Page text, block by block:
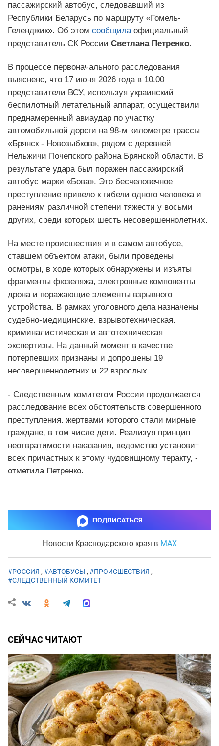
пассажирский автобус, следовавший из
Республики Беларусь по маршруту «Гомель-
Геленджик». Об этом сообщилаофициальный
представитель СК России Светлана Петренко.
В процессе первоначального расследования
выяснено, что 17 июня 2026 года в 10.00
представители ВСУ, используя украинский
беспилотный летательный аппарат, осуществили
преднамеренный авиаудар по участку
автомобильной дороги на 98-м километре трассы
«Брянск - Новозыбков», рядом с деревней
Нельжичи Почепского района Брянской области. В
результате удара был поражен пассажирский
автобус марки «Бова». Это бесчеловечное
преступление привело к гибели одного человека и
ранениям различной степени тяжести у восьми
других, среди которых шесть несовершеннолетних.
На месте происшествия и в самом автобусе,
ставшем объектом атаки, были проведены
осмотры, в ходе которых обнаружены и изъяты
фрагменты фюзеляжа, электронные компоненты
дрона и поражающие элементы взрывного
устройства. В рамках уголовного дела назначены
судебно-медицинские, взрывотехническая,
криминалистическая и автотехническая
экспертизы. На данный момент в качестве
потерпевших признаны и допрошены 19
несовершеннолетних и 22 взрослых.
- Следственным комитетом России продолжается
расследование всех обстоятельств совершенного
преступления, жертвами которого стали мирные
граждане, в том числе дети. Реализуя принцип
неотвратимости наказания, ведомство установит
всех причастных к этому чудовищному теракту, -
отметила Петренко.
ПОДПИСАТЬСЯ
Новости Краснодарского края в MAX
#РОССИЯ , #АВТОБУСЫ , #ПРОИСШЕСТВИЯ ,
#СЛЕДСТВЕННЫЙ КОМИТЕТ
СЕЙЧАС ЧИТАЮТ